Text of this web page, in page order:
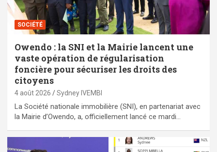
SOCIÉTÉ
Owendo : la SNI et la Mairie lancent une
vaste opération de régularisation
foncière pour sécuriser les droits des
citoyens
4 août 2026 Sydney IVEMBI
La Société nationale immobilière (SNI), en partenariat avec
la Mairie d’Owendo, a, officiellement lancé ce mardi…